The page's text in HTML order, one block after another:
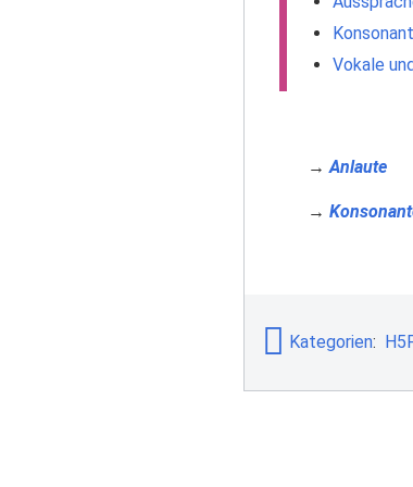
Vokale
→ Anlaute
→
Kategorien: